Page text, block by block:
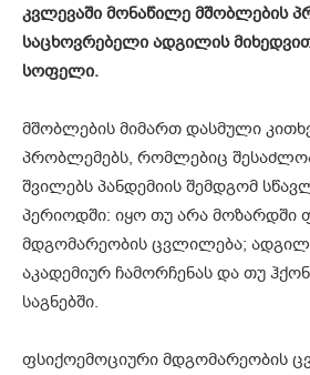
კვლევაში მონაწილე მშობლების
საცხოვრებელი ადგილის
სოფელი.
მშობლების მიმართ დასმული
პრობლემებს, რომლებიც
შვილებს პანდემიის შემდგომ
პერიოდში: იყო თუ არა მოზარდში
მდგომარეობის ცვლილება;
აკადემიურ ჩამორჩენას და თუ
საგნებში.
ფსიქოემოციური მდგომარეობის